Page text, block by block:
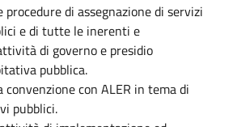
procedure di assegnazione di servizi
e di tutte le inerenti e
di governo e presidio
pubblica.
convenzione con ALER in tema di
pubblici.